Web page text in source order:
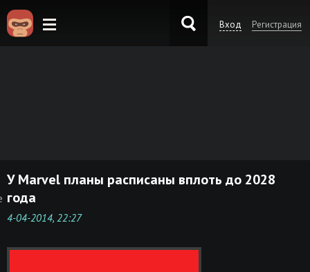
Вход Регистрация
У Marvel планы расписаны вплоть до 2028
года
4-04-2014, 22:27